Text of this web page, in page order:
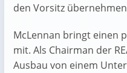
den Vorsitz
McLennan bringt einen
mit. Als Chairman der
Ausbau von einem